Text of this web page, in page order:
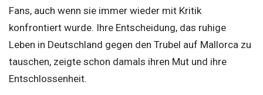
Fans, auch wenn sie immer wieder mit Kritik
konfrontiert wurde. Ihre Entscheidung, das ruhige
Leben in Deutschland gegen den Trubel auf Mallorca zu
tauschen, zeigte schon damals ihren Mut und ihre
Entschlossenheit.